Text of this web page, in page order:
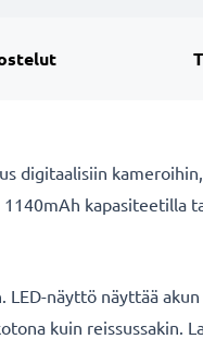
digitaalisiin
kapasiteetilla
näyttö näyttää
kuin reissussakin.